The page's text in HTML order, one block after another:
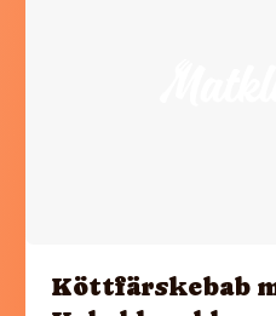
Köttfärskebab